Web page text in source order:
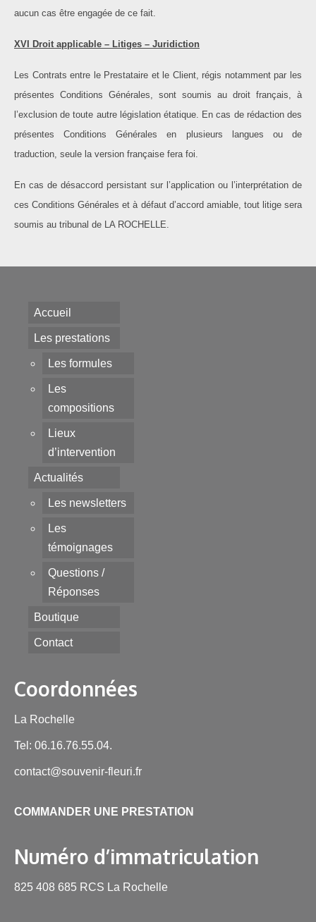
aucun cas être engagée de ce fait.
XVI Droit applicable – Litiges – Juridiction
Les Contrats entre le Prestataire et le Client, régis notamment par les
présentes Conditions Générales, sont soumis au droit français, à
l’exclusion de toute autre législation étatique. En cas de rédaction des
présentes Conditions Générales en plusieurs langues ou de
traduction, seule la version française fera foi.
En cas de désaccord persistant sur l’application ou l’interprétation de
ces Conditions Générales et à défaut d’accord amiable, tout litige sera
soumis au tribunal de LA ROCHELLE.
Accueil
Les prestations
Les formules
Les
compositions
Lieux
d’intervention
Actualités
Les newsletters
Les
témoignages
Questions /
Réponses
Boutique
Contact
Coordonnées
La Rochelle
Tel: 06.16.76.55.04.
contact@souvenir-fleuri.fr
COMMANDER UNE PRESTATION
Numéro d’immatriculation
825 408 685 RCS La Rochelle